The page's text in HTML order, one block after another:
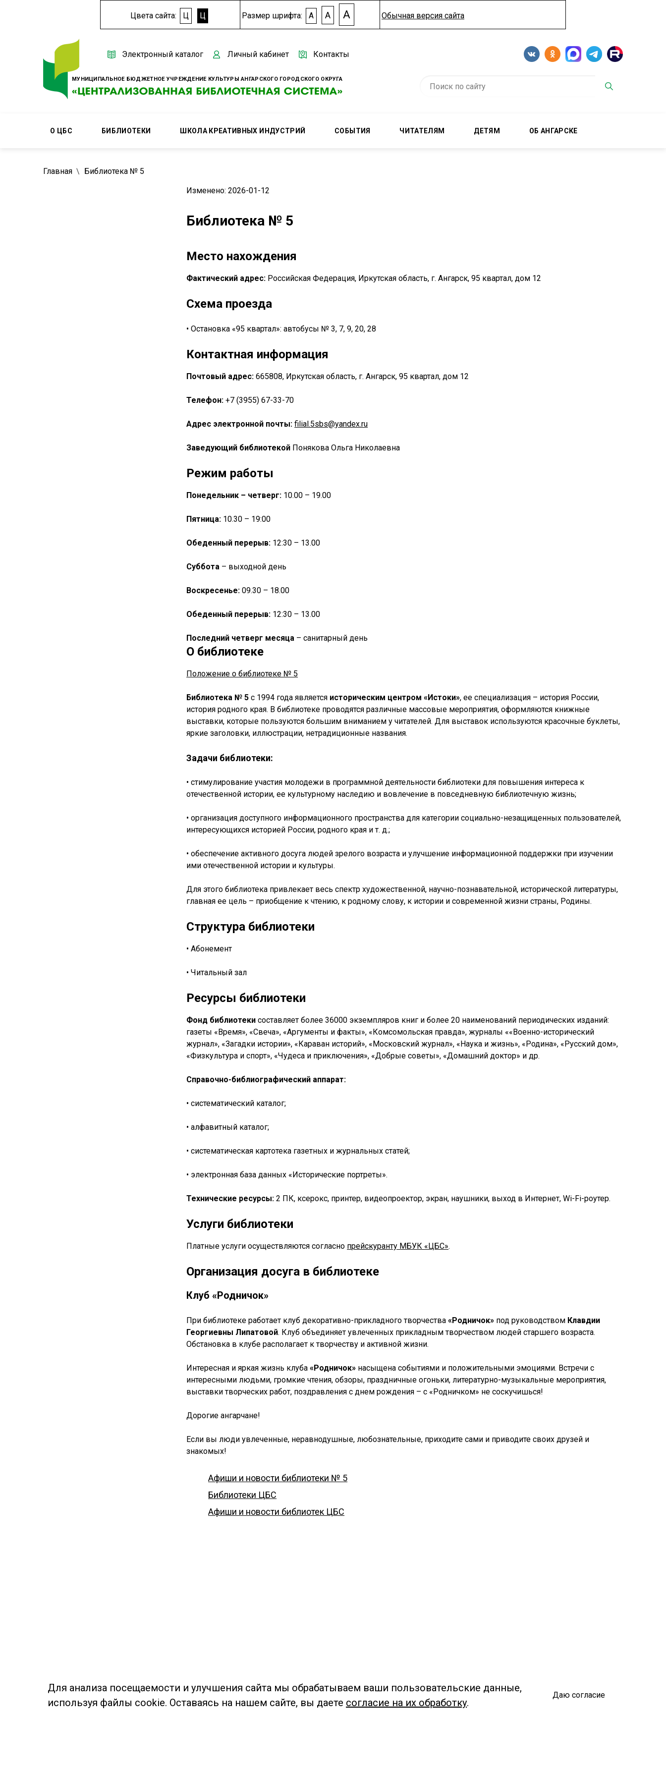
Цвета сайта: Ц Ц Размер шрифта: A A A Обычная версия сайта
МУНИЦИПАЛЬНОЕ БЮДЖЕТНОЕ УЧРЕЖДЕНИЕ КУЛЬТУРЫ АНГАРСКОГО ГОРОДСКОГО ОКРУГА
Электронный каталог Личный кабинет Контакты
О ЦБС БИБЛИОТЕКИ ШКОЛА КРЕАТИВНЫХ ИНДУСТРИЙ СОБЫТИЯ ЧИТАТЕЛЯМ ДЕТЯМ ОБ АНГАРСКЕ
Главная Библиотека № 5
Изменено: 2026-01-12
Библиотека № 5
Место нахождения
Фактический адрес: Российская Федерация, Иркутская область, г. Ангарск, 95 квартал, дом 12
Схема проезда
• Остановка «95 квартал»: автобусы № 3, 7, 9, 20, 28
Контактная информация
Почтовый адрес: 665808, Иркутская область, г. Ангарск, 95 квартал, дом 12
Телефон: +7 (3955) 67-33-70
Адрес электронной почты: filial.5sbs@yandex.ru
Заведующий библиотекой Понякова Ольга Николаевна
Режим работы
Понедельник – четверг: 10.00 – 19.00
Пятница: 10.30 – 19:00
Обеденный перерыв: 12:30 – 13.00
Суббота – выходной день
Воскресенье: 09.30 – 18.00
Обеденный перерыв: 12:30 – 13.00
Последний четверг месяца – санитарный день
О библиотеке
Положение о библиотеке № 5
Библиотека № 5с 1994 года является историческим центром «Истоки», ее специализация – история России,
история родного края. В библиотеке проводятся различные массовые мероприятия, оформляются книжные
выставки, которые пользуются большим вниманием у читателей. Для выставок используются красочные буклеты,
яркие заголовки, иллюстрации, нетрадиционные названия.
Задачи библиотеки:
• стимулирование участия молодежи в программной деятельности библиотеки для повышения интереса к
отечественной истории, ее культурному наследию и вовлечение в повседневную библиотечную жизнь;
• организация доступного информационного пространства для категории социально-незащищенных пользователей,
интересующихся историей России, родного края и т. д.;
• обеспечение активного досуга людей зрелого возраста и улучшение информационной поддержки при изучении
ими отечественной истории и культуры.
Для этого библиотека привлекает весь спектр художественной, научно-познавательной, исторической литературы,
главная ее цель – приобщение к чтению, к родному слову, к истории и современной жизни страны, Родины.
Структура библиотеки
• Абонемент
• Читальный зал
Ресурсы библиотеки
Фонд библиотекисоставляет более 36000 экземпляров книг и более 20 наименований периодических изданий:
газеты «Время», «Свеча», «Аргументы и факты», «Комсомольская правда», журналы ««Военно-исторический
журнал», «Загадки истории», «Караван историй», «Московский журнал», «Наука и жизнь», «Родина», «Русский дом»,
«Физкультура и спорт», «Чудеса и приключения», «Добрые советы», «Домашний доктор» и др.
Справочно-библиографический аппарат:
• систематический каталог;
• алфавитный каталог;
• систематическая картотека газетных и журнальных статей;
• электронная база данных «Исторические портреты».
Технические ресурсы: 2 ПК, ксерокс, принтер, видеопроектор, экран, наушники, выход в Интернет, Wi-Fi-роутер.
Услуги библиотеки
Платные услуги осуществляются согласно прейскуранту МБУК «ЦБС».
Организация досуга в библиотеке
Клуб «Родничок»
При библиотеке работает клуб декоративно-прикладного творчества «Родничок» под руководством Клавдии
Георгиевны Липатовой. Клуб объединяет увлеченных прикладным творчеством людей старшего возраста.
Обстановка в клубе располагает к творчеству и активной жизни.
Интересная и яркая жизнь клуба «Родничок» насыщена событиями и положительными эмоциями. Встречи с
интересными людьми, громкие чтения, обзоры, праздничные огоньки, литературно-музыкальные мероприятия,
выставки творческих работ, поздравления с днем рождения – с «Родничком» не соскучишься!
Дорогие ангарчане!
Если вы люди увлеченные, неравнодушные, любознательные, приходите сами и приводите своих друзей и
знакомых!
Афиши и новости библиотеки № 5
Библиотеки ЦБС
Афиши и новости библиотек ЦБС
Для анализа посещаемости и улучшения сайта мы обрабатываем ваши пользовательские данные,
используя файлы cookie. Оставаясь на нашем сайте, вы даете согласие на их обработку.
Даю согласие